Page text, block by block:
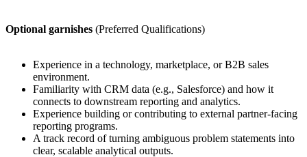
Optional garnishes (Preferred Qualifications)
Experience in a technology, marketplace, or B2B sales
environment.
Familiarity with CRM data (e.g., Salesforce) and how it
connects to downstream reporting and analytics.
Experience building or contributing to external partner-facing
reporting programs.
A track record of turning ambiguous problem statements into
clear, scalable analytical outputs.